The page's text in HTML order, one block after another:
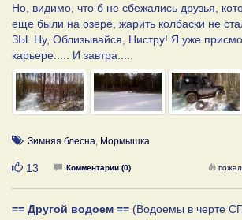
Но, видимо, что б не сбежались друзья,
еще были на озере, жарить колбаски не
ЗЫ. Ну, Облизывайся, Нистру! Я уже
карьере..... И завтра.....
Зимняя блесна, Мормышка
Нравится
13 Комментарии (0)
== Другой водоем == (Водоемы в черте